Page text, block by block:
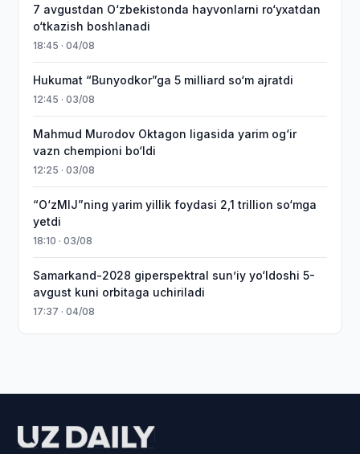
7 avgustdan O‘zbekistonda hayvonlarni ro‘yxatdan
o‘tkazish boshlanadi
18:45 · 04/08
Hukumat “Bunyodkor”ga 5 milliard so‘m ajratdi
12:45 · 03/08
Mahmud Murodov Oktagon ligasida yarim og‘ir
vazn chempioni bo‘ldi
12:25 · 03/08
“O‘zMIJ”ning yarim yillik foydasi 2,1 trillion so‘mga
yetdi
18:10 · 03/08
Samarkand-2028 giperspektral sun’iy yo‘ldoshi 5-
avgust kuni orbitaga uchiriladi
17:37 · 04/08